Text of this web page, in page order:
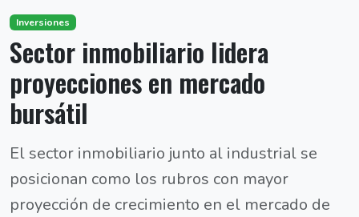
Inversiones
Sector inmobiliario lidera
proyecciones en mercado
bursátil
El sector inmobiliario junto al industrial se
posicionan como los rubros con mayor
proyección de crecimiento en el mercado de